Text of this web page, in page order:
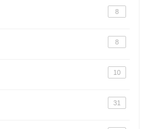
8
8
10
31